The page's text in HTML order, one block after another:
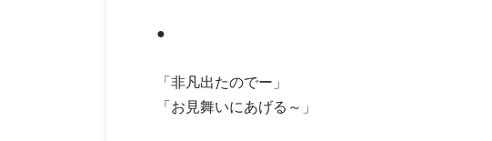
●
「非凡出たのでー」
「お見舞いにあげる～」